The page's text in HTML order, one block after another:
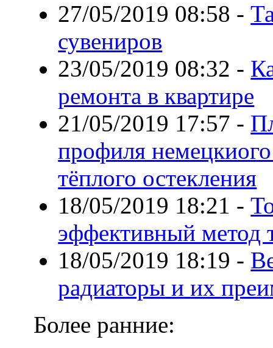
27/05/2019 08:58 -
сувениров
23/05/2019 08:32 -
ремонта в квартире
21/05/2019 17:57 -
профиля немецкиого
тёплого остекления
18/05/2019 18:21 -
эффективный метод
18/05/2019 18:19 -
радиаторы и их
Более ранние: